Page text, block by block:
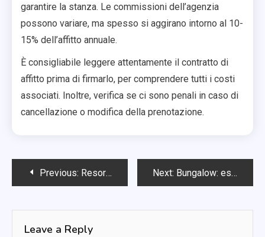
garantire la stanza. Le commissioni dell’agenzia
possono variare, ma spesso si aggirano intorno al 10-
15% dell’affitto annuale.
È consigliabile leggere attentamente il contratto di
affitto prima di firmarlo, per comprendere tutti i costi
associati. Inoltre, verifica se ci sono penali in caso di
cancellazione o modifica della prenotazione.
PostPrevious: Resort: costi all-inclusive, spese per attività, pacchetti promozionali Next: Bungalow: esperienze immersive, tranquillità, contatto con la natura
Leave a Reply